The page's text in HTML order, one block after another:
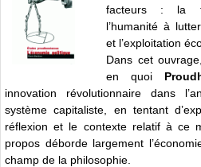
facteurs : la
l’humanité à
et l’exploitation
Dans cet
en quoi
innovation révolutionnaire dans
système capitaliste, en tentant
réflexion et le contexte relatif à ce
propos déborde largement
champ de la philosophie.